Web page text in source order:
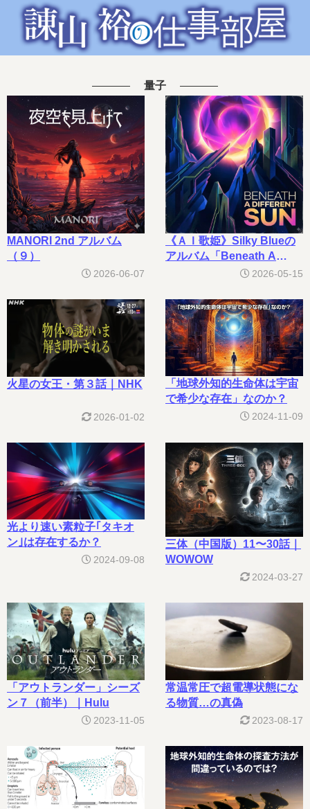
量子
MANORI 2nd アルバム
（９）
2026-06-07
《ＡＩ歌姫》Silky Blueの
アルバム「Beneath A
Different Sun」（１）2026-05-15
火星の女王・第３話｜NHK
2026-01-02
「地球外知的生命体は宇宙
で希少な存在」なのか？
2024-11-09
光より速い素粒子｢タキオ
ン｣は存在するか？
2024-09-08
三体（中国版）11〜30話｜
WOWOW
2024-03-27
「アウトランダー」シーズ
ン７（前半）｜Hulu
2023-11-05
常温常圧で超電導状態にな
る物質…の真偽
2023-08-17